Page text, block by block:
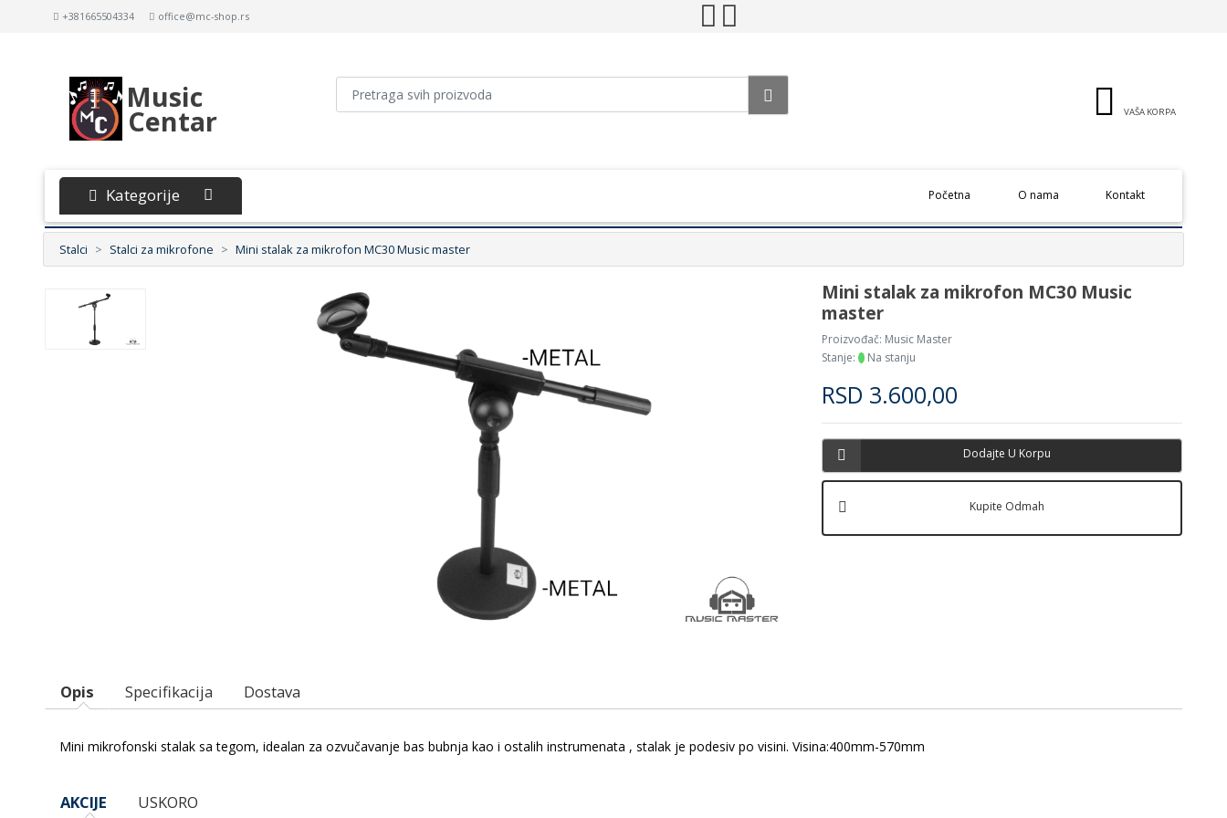
+381665504334 office@mc-shop.rs
Music
Centar VAŠA KORPA
Kategorije Početna O nama Kontakt
Stalci Stalci za mikrofone Mini stalak za mikrofon MC30 Music master
Mini stalak za mikrofon MC30 Music
master
Proizvođač: Music Master
Stanje:
Na stanju
RSD 3.600,00
Dodajte U Korpu
Kupite Odmah
Opis Specifikacija Dostava
Mini mikrofonski stalak sa tegom, idealan za ozvučavanje bas bubnja kao i ostalih instrumenata , stalak je podesiv po visini. Visina:400mm-570mm
AKCIJE USKORO